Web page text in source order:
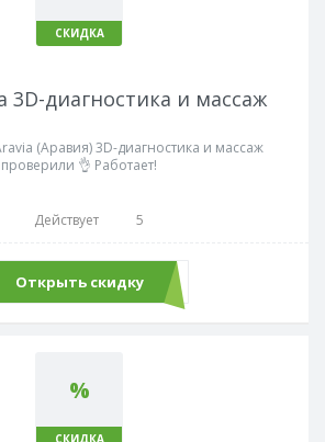
СКИДКА
3D-диагностика и массаж
(Аравия) 3D-диагностика и массаж
👌 Работает!
Действует 5
Открыть скидку
%
СКИДКА